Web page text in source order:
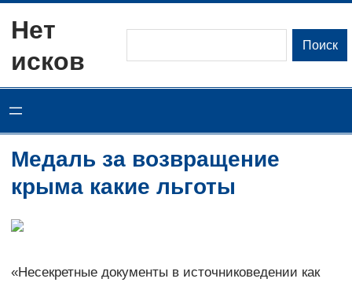
содержимому
Нет
исков
Поиск
Медаль за возвращение
крыма какие льготы
«Несекретные документы в источниковедении как